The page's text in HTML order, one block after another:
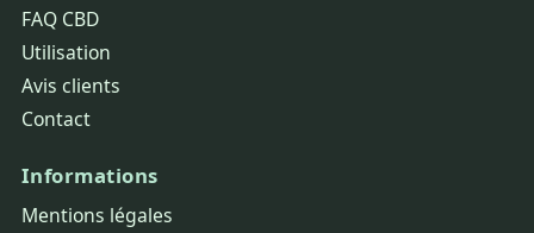
FAQ CBD
Utilisation
Avis clients
Contact
Informations
Mentions légales